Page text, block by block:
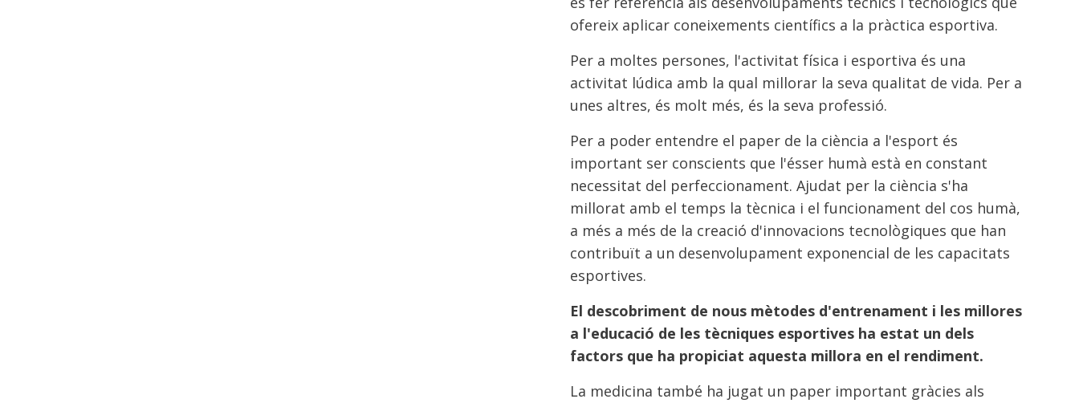
ofereix aplicar coneixements científics a la pràctica esportiva.
Per a moltes persones, l'activitat física i esportiva és una
activitat lúdica amb la qual millorar la seva qualitat de vida. Per a
unes altres, és molt més, és la seva professió.
Per a poder entendre el paper de la ciència a l'esport és
important ser conscients que l'ésser humà està en constant
necessitat del perfeccionament. Ajudat per la ciència s'ha
millorat amb el temps la tècnica i el funcionament del cos humà,
a més a més de la creació d'innovacions tecnològiques que han
contribuït a un desenvolupament exponencial de les capacitats
esportives.
El descobriment de nous mètodes d'entrenament i les millores
a l'educació de les tècniques esportives ha estat un dels
factors que ha propiciat aquesta millora en el rendiment.
La medicina també ha jugat un paper important gràcies als